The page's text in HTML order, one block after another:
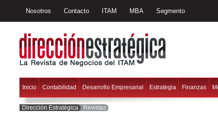
Nosotros Contacto ITAM MBA Segmento
Inicio Contabilidad Desarrollo Empresarial Estrategia Finanzas
Dirección Estratégica Revistas